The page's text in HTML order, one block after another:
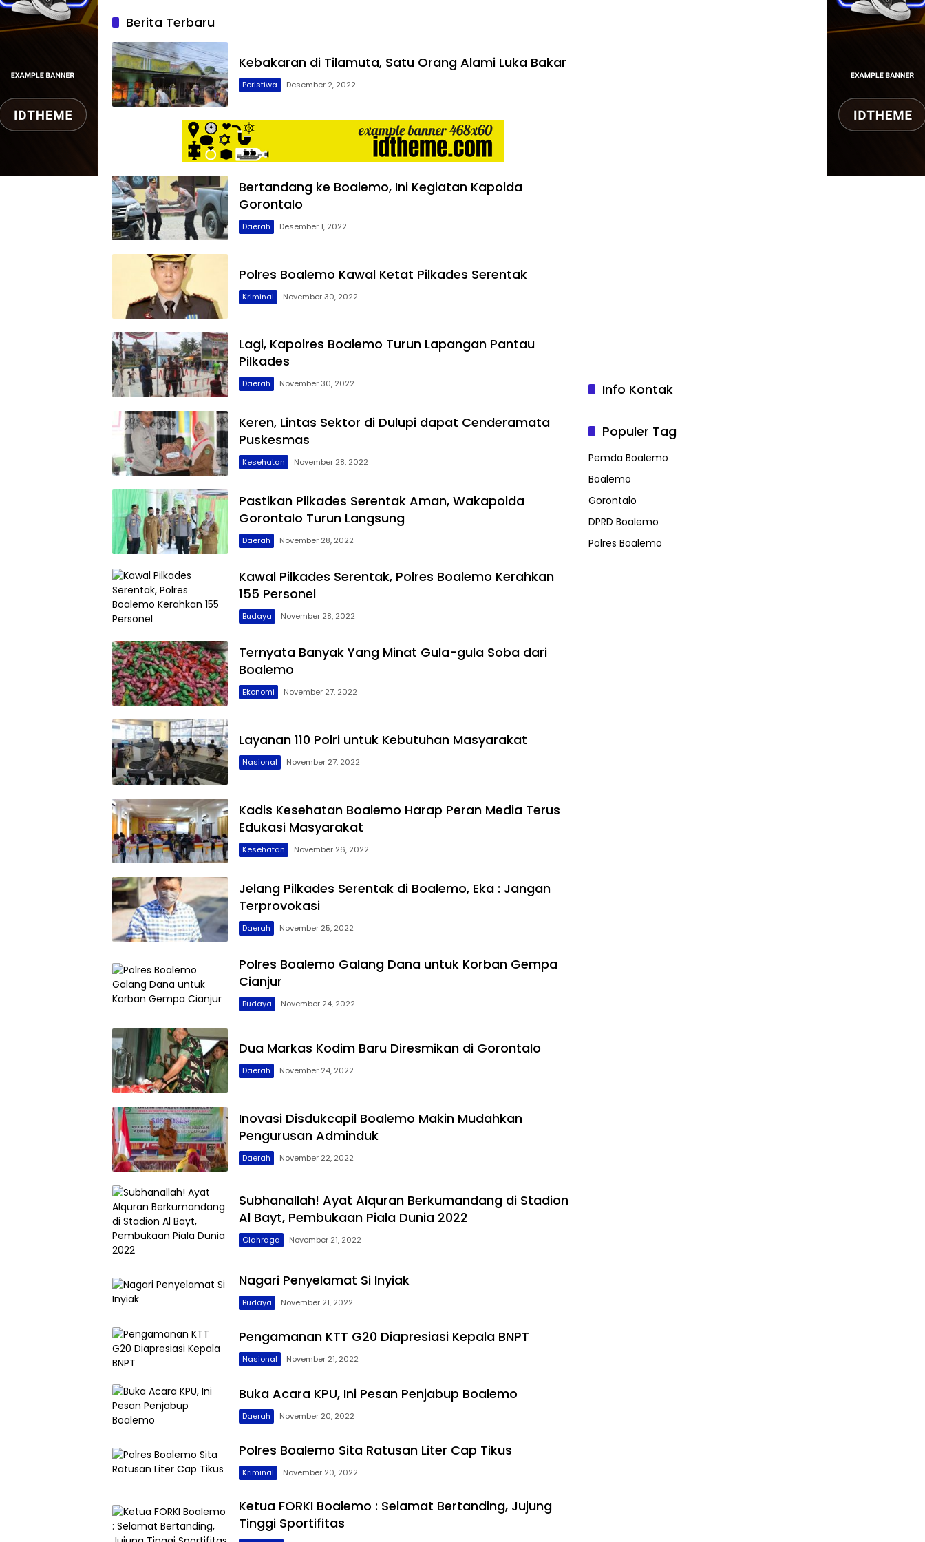
Berita Terbaru
Kebakaran di Tilamuta, Satu Orang Alami Luka Bakar
Peristiwa Desember 2, 2022
Bertandang ke Boalemo, Ini Kegiatan Kapolda
Gorontalo
Daerah Desember 1, 2022
Polres Boalemo Kawal Ketat Pilkades Serentak
Kriminal November 30, 2022
Kawal
Tuntas
Lagi, Kapolres Boalemo Turun Lapangan Pantau
Pilkades
Daerah November 30, 2022
Keren, Lintas Sektor di Dulupi dapat Cenderamata
Puskesmas
Kesehatan November 28, 2022
Pastikan Pilkades Serentak Aman, Wakapolda
Gorontalo Turun Langsung
Daerah November 28, 2022
Kawal Pilkades Serentak, Polres Boalemo Kerahkan
155 Personel
Budaya November 28, 2022
Ternyata Banyak Yang Minat Gula-gula Soba dari
Boalemo
Ekonomi November 27, 2022
Layanan 110 Polri untuk Kebutuhan Masyarakat
Nasional November 27, 2022
Kadis Kesehatan Boalemo Harap Peran Media Terus
Edukasi Masyarakat
Kesehatan November 26, 2022
Jelang Pilkades Serentak di Boalemo, Eka : Jangan
Terprovokasi
Daerah November 25, 2022
Polres Boalemo Galang Dana untuk Korban Gempa
Cianjur
Budaya November 24, 2022
Dua Markas Kodim Baru Diresmikan di Gorontalo
Daerah November 24, 2022
Inovasi Disdukcapil Boalemo Makin Mudahkan
Pengurusan Adminduk
Daerah November 22, 2022
Subhanallah! Ayat Alquran Berkumandang di Stadion
Al Bayt, Pembukaan Piala Dunia 2022
Olahraga November 21, 2022
Nagari Penyelamat Si Inyiak
Budaya November 21, 2022
Pengamanan KTT G20 Diapresiasi Kepala BNPT
Nasional November 21, 2022
Buka Acara KPU, Ini Pesan Penjabup Boalemo
Daerah November 20, 2022
Polres Boalemo Sita Ratusan Liter Cap Tikus
Kriminal November 20, 2022
Ketua FORKI Boalemo : Selamat Bertanding, Jujung
Tinggi Sportifitas
Info Kontak
Populer Tag
Pemda Boalemo
Boalemo
Gorontalo
DPRD Boalemo
Polres Boalemo